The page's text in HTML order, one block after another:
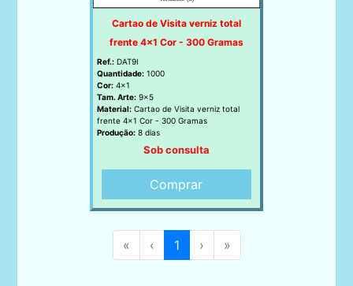
Cartao de Visita verniz total
frente 4x1 Cor - 300 Gramas
Ref.: DAT9I
Quantidade: 1000
Cor: 4x1
Tam. Arte: 9x5
Material: Cartao de Visita verniz total
frente 4x1 Cor - 300 Gramas
Produção: 8 dias
Sob consulta
Comprar
« ‹ 1 › »